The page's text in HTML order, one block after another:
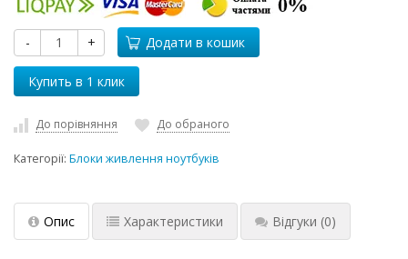
- + Додати в кошик
До порівняння До обраного
Категорії: Блоки живлення ноутбуків
Опис Характеристики Відгуки (0)